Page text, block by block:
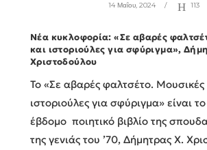
14 Μαΐου, 2024 113
Νέα κυκλοφορία: «Σε αβαρές
και ιστοριούλες για σφύριγμα»,
Χριστοδούλου
Το «Σε αβαρές φαλτσέτο. Μουσικές
ιστοριούλες για σφύριγμα» είναι
έβδομο ποιητικό βιβλίο της
της γενιάς του ’70, Δήμητρας Χ.